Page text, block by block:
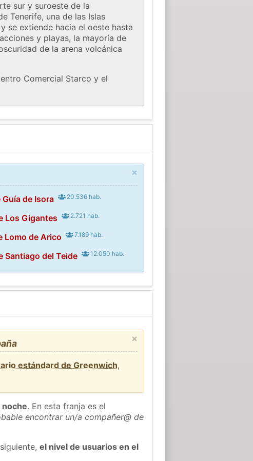
sur y suroeste de la
Tenerife, una de las Islas
se extiende hacia el oeste hasta
y playas, la mayoría de
de la arena volcánica
Comercial Starco y el
×
de Isora 20.536 hab.
Los Gigantes 2.721 hab.
Lomo de Arico 7.189 hab.
Santiago del Teide 12.050 hab.
×
estándard de Greenwich,
noche. En esta franja es el
encontrar un/a compañer@ de
el nivel de usuarios en el